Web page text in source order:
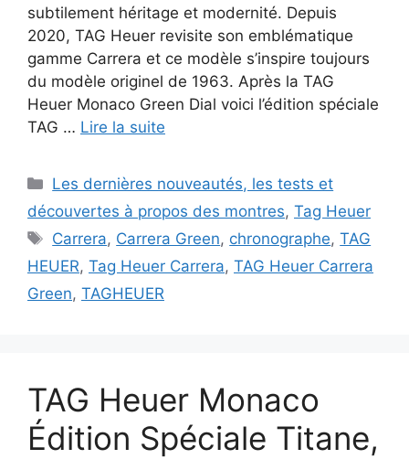
subtilement héritage et modernité. Depuis
2020, TAG Heuer revisite son emblématique
gamme Carrera et ce modèle s’inspire toujours
du modèle originel de 1963. Après la TAG
Heuer Monaco Green Dial voici l’édition spéciale
TAG … Lire la suite
Catégories
Les dernières nouveautés, les tests et
découvertes à propos des montres, Tag Heuer
Étiquettes
Carrera, Carrera Green, chronographe,TAG
HEUER, Tag Heuer Carrera, TAG Heuer Carrera
Green, TAGHEUER
TAG Heuer Monaco
Édition Spéciale Titane,